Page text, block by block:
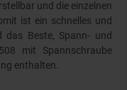
und die einzelnen
ist ein schnelles und
das Beste, Spann- und
mit Spannschraube
enthalten.